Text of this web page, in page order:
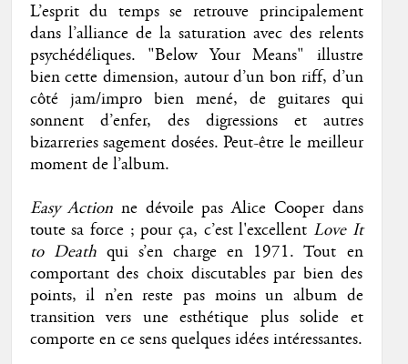
L’esprit du temps se retrouve principalement
dans l’alliance de la saturation avec des relents
psychédéliques. "Below Your Means" illustre
bien cette dimension, autour d’un bon riff, d’un
côté jam/impro bien mené, de guitares qui
sonnent d’enfer, des digressions et autres
bizarreries sagement dosées. Peut-être le meilleur
moment de l’album.
Easy Action ne dévoile pas Alice Cooper dans
toute sa force ; pour ça, c’est l'excellent Love It
to Deathqui s’en charge en 1971. Tout en
comportant des choix discutables par bien des
points, il n’en reste pas moins un album de
transition vers une esthétique plus solide et
comporte en ce sens quelques idées intéressantes.